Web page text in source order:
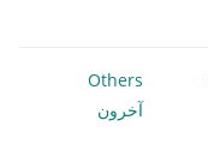
Others
آخرون